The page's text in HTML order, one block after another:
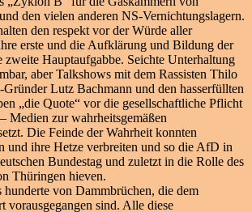
den vielen anderen NS-Vernichtungslagern.
den respekt vor der Würde aller
erste und die Aufklärung und Bildung der
Hauptaufgabbe. Seichte Unterhaltung
aber Talkshows mit dem Rassisten Thilo
Gründer Lutz Bachmann und den hasserfüllten
„die Quote“ vor die gesellschaftliche Pflicht
Medien zur wahrheitsgemäßen
Die Feinde der Wahrheit konnten
und ihre Hetze verbreiten und so die AfD in
Bundestag und zuletzt in die Rolle des
Thüringen hieven.
hunderte von Dammbrüchen, die dem
vorausgegangen sind. Alle diese